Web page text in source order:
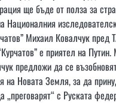
ще бъде от полза за
Националния
Михаил Ковалчук ​​пред
е приятел на
​​предложи да се
на Новата Земля, за да
„преговарят“ с Руската